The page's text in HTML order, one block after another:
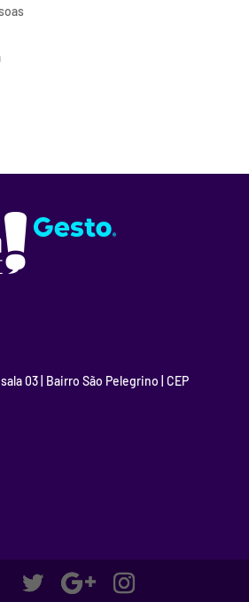
03 | Bairro São Pelegrino | CEP